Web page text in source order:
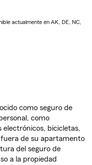
actualmente en AK, DE, NC,
como seguro de
como
bicicletas,
de su apartamento
del seguro de
a la propiedad